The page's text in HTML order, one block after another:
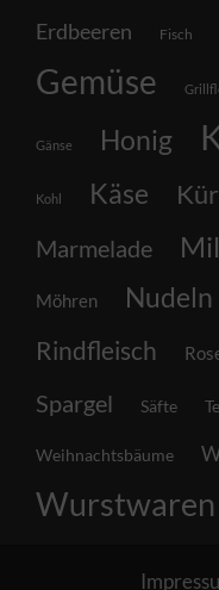
Erdbeeren Fisch
Gemüse
Gänse Honig
Kohl Käse
Marmelade
Möhren Nudeln
Rindfleisch
Spargel Säfte
Weihnachtsbäume
Wurstwaren